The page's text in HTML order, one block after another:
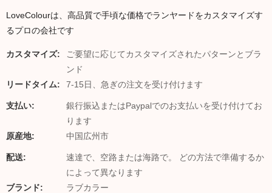
LoveColourは、高品質で手頃な価格でランヤードをカスタマイズす
るプロの会社です
カスタマイズ:
ご要望に応じてカスタマイズされたパターンとブラ
ンド
リードタイム:
7-15日、急ぎの注文を受け付けます
支払い:
銀行振込またはPaypalでのお支払いを受け付けてお
ります
原産地:
中国広州市
配送:
速達で、空路または海路で。 どの方法で準備するか
によって異なります
ブランド:
ラブカラー